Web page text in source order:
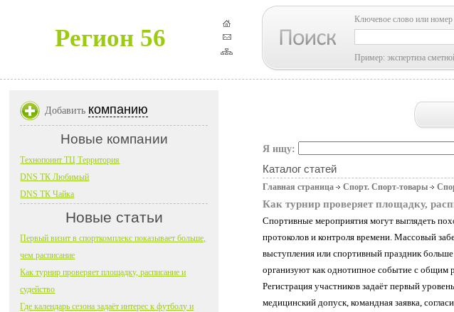
Регион 56
Ключевое слово или номер
Пример: экспертиза
Я ищу:
Каталог статей
Главная страница Спорт. Спорт-товары
Как турнир проверяет площадку,
Спортивные мероприятия могут выглядеть
протоколов и контроля времени. Массовый
выступления или спортивный праздник
организуют как однотипное событие с общим
Регистрация участников задаёт первый
медицинский допуск, командная заявка,
Добавить компанию
Новые компании
Технопоинт ТЦ Территория
DNS ТК Любимый
DNS ТК Чайка
Новые статьи
Первый визит в спорткомплекс показывает больше,
чем расписание
Как турнир проверяет площадку, расписание и
судейство
Где календарь сезона задаёт интерес к футболу и